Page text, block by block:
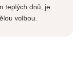
teplých dnů, je
volbou.